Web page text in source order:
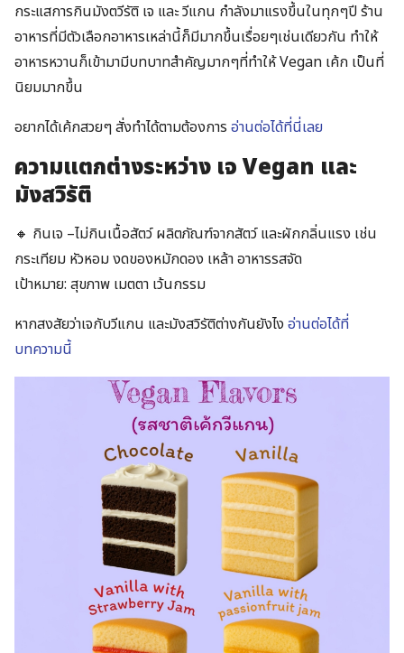
กระแสการกินมังตวีรัติ เจ และ วีแกน กำลังมาแรงขึ้นในทุกๆปี ร้าน
อาหารที่มีตัวเลือกอาหารเหล่านี้ก็มีมากขึ้นเรื่อยๆเช่นเดียวกัน ทำให้
อาหารหวานก็เข้ามามีบทบาทสำคัญมากๆที่ทำให้ Vegan เค้ก เป็นที่
นิยมมากขึ้น
อยากได้เค้กสวยๆ สั่งทำได้ตามต้องการ อ่านต่อได้ที่นี่เลย
ความแตกต่างระหว่าง เจ Vegan และ
มังสวิรัติ
🔸 กินเจ –ไม่กินเนื้อสัตว์ ผลิตภัณฑ์จากสัตว์ และผักกลิ่นแรง เช่น
กระเทียม หัวหอม งดของหมักดอง เหล้า อาหารรสจัด
เป้าหมาย: สุขภาพ เมตตา เว้นกรรม
หากสงสัยว่าเจกับวีแกน และมังสวิรัติต่างกันยังไง อ่านต่อได้ที่
บทความนี้